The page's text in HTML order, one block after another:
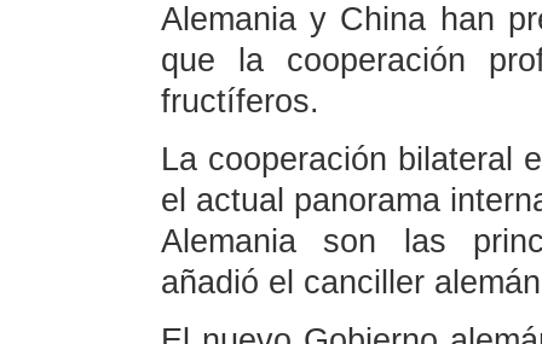
Alemania y China han
que la cooperación
fructíferos.
La cooperación bilateral
el actual panorama
Alemania son las
añadió el canciller